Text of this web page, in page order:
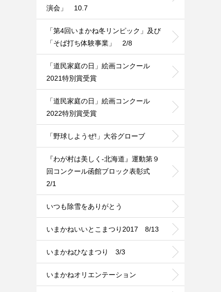
演会」 10.7
「第4回いまかね冬リンピック」及び
「そば打ち体験事業」 2/8
「道民家庭の日」絵画コンクール
2021特別賞受賞
「道民家庭の日」絵画コンクール
2022特別賞受賞
「野球しようぜ!」大谷グローブ
『わが村は美しく-北海道』運動第９
回コンクール函館ブロック表彰式
2/1
いつも除雪をありがとう
いまかねいいとこまつり2017 8/13
いまかねひなまつり 3/3
いまかねオリエンテーション